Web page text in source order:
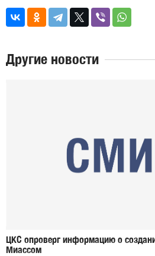
Другие новости
ЦКС опроверг информацию о
Миассом